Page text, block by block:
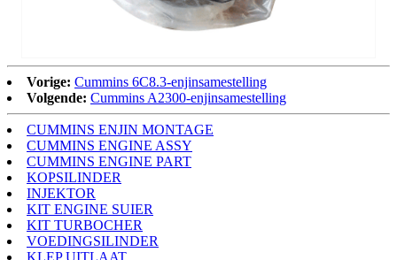
Vorige: Cummins 6C8.3-enjinsamestelling
Volgende: Cummins A2300-enjinsamestelling
CUMMINS ENJIN MONTAGE
CUMMINS ENGINE ASSY
CUMMINS ENGINE PART
KOPSILINDER
INJEKTOR
KIT ENGINE SUIER
KIT TURBOCHER
VOEDINGSILINDER
KLEP UITLAAT